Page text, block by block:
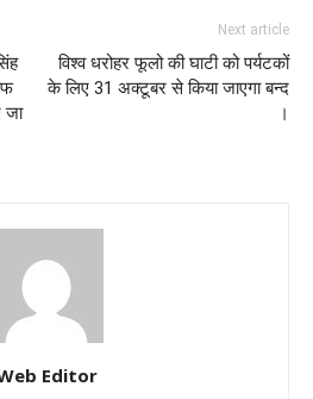
जा
Next article
विश्व धरोहर फूलो की घाटी को पर्यटकों
के लिए 31 अक्टूबर से किया जाएगा बन्द
।
Editor